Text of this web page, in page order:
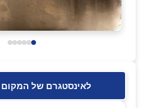
לאינסטגרם של המקום